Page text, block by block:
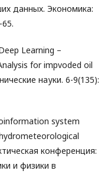
данных. Экономика:
Learning –
for impvoded oil
науки. 6-9(135):
system
конференция:
и физики в